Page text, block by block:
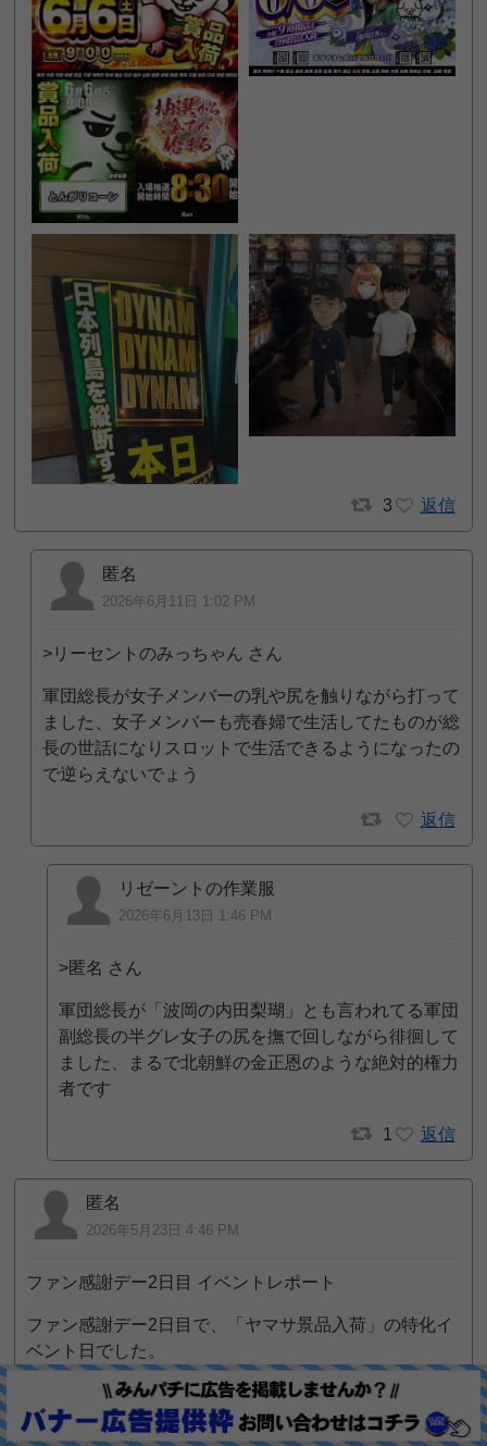
3 返信
匿名
2026年6月11日 1:02 PM
>リーセントのみっちゃん さん
軍団総長が女子メンバーの乳や尻を触りながら打って
ました、女子メンバーも売春婦で生活してたものが総
長の世話になりスロットで生活できるようになったの
で逆らえないでょう
返信
リゼーントの作業服
2026年6月13日 1:46 PM
>匿名 さん
軍団総長が「波岡の内田梨瑚」とも言われてる軍団
副総長の半グレ女子の尻を撫で回しながら徘徊して
ました、まるで北朝鮮の金正恩のような絶対的権力
者です
1 返信
匿名
2026年5月23日 4:46 PM
ファン感謝デー2日目 イベントレポート
ファン感謝デー2日目で、「ヤマサ景品入荷」の特化イ
ベント日でした。
土曜日ということもあり、店内は底辺作業員がメイン
客層として大量に集まっていました。